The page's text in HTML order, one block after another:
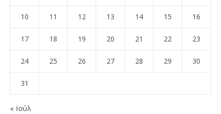
10 11 12 13 14 15 16
17 18 19 20 21 22 23
24 25 26 27 28 29 30
31
« Ιούλ